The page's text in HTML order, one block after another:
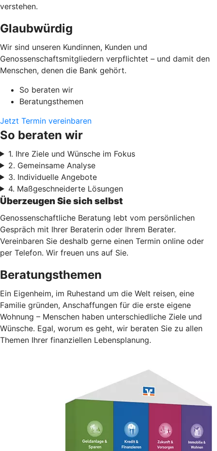
verstehen.
Glaubwürdig
Wir sind unseren Kundinnen, Kunden und
Genossenschaftsmitgliedern verpflichtet – und damit den
Menschen, denen die Bank gehört.
So beraten wir
Beratungsthemen
Jetzt Termin vereinbaren
So beraten wir
1. Ihre Ziele und Wünsche im Fokus
2. Gemeinsame Analyse
3. Individuelle Angebote
4. Maßgeschneiderte Lösungen
Überzeugen Sie sich selbst
Genossenschaftliche Beratung lebt vom persönlichen
Gespräch mit Ihrer Beraterin oder Ihrem Berater.
Vereinbaren Sie deshalb gerne einen Termin online oder
per Telefon. Wir freuen uns auf Sie.
Beratungsthemen
Ein Eigenheim, im Ruhestand um die Welt reisen, eine
Familie gründen, Anschaffungen für die erste eigene
Wohnung – Menschen haben unterschiedliche Ziele und
Wünsche. Egal, worum es geht, wir beraten Sie zu allen
Themen Ihrer finanziellen Lebensplanung.